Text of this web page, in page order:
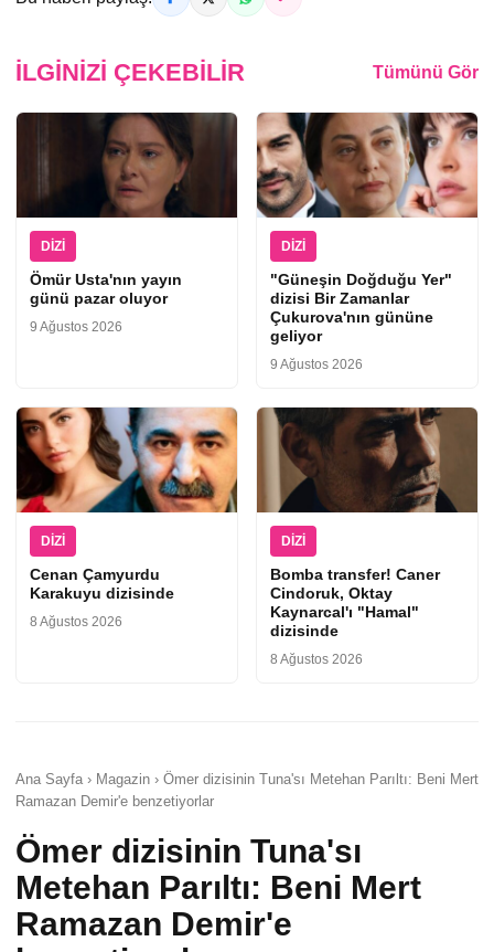
İLGINIZI ÇEKEBILIR Tümünü Gör
DIZI
Ömür Usta'nın yayın
günü pazar oluyor
9 Ağustos 2026
DIZI
"Güneşin Doğduğu Yer"
dizisi Bir Zamanlar
Çukurova'nın gününe
geliyor
9 Ağustos 2026
DIZI
Cenan Çamyurdu
Karakuyu dizisinde
8 Ağustos 2026
DIZI
Bomba transfer! Caner
Cindoruk, Oktay
Kaynarcal'ı "Hamal"
dizisinde
8 Ağustos 2026
Ana Sayfa › Magazin › Ömer dizisinin Tuna'sı Metehan Parıltı: Beni Mert
Ramazan Demir'e benzetiyorlar
Ömer dizisinin Tuna'sı
Metehan Parıltı: Beni Mert
Ramazan Demir'e